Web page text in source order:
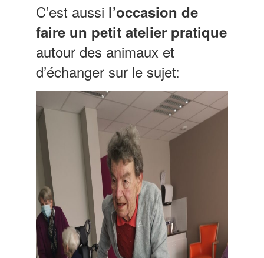
C’est aussi l’occasion de
faire un petit atelier pratique
autour des animaux et
d’échanger sur le sujet: